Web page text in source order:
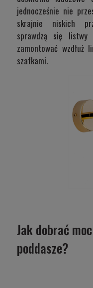
jednocześnie nie
skrajnie niskich
sprawdzą się
zamontować wzdłuż
szafkami.
Jak dobrać
poddasze?